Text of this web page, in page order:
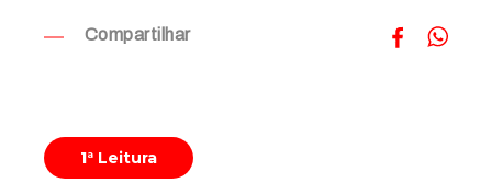
Compartilhar
1ª Leitura